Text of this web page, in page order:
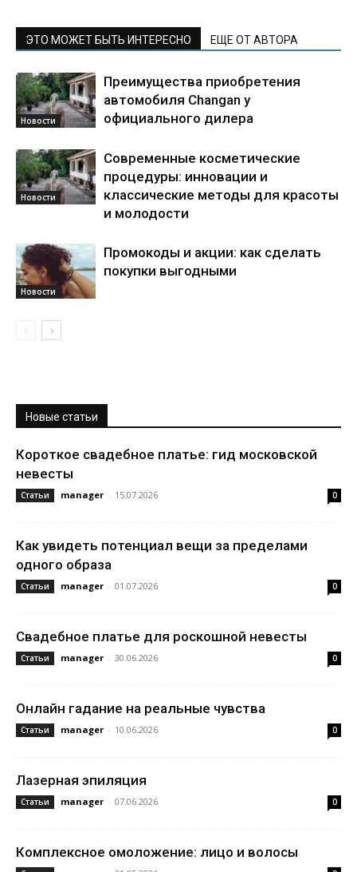
ЭТО МОЖЕТ БЫТЬ ИНТЕРЕСНО ЕЩЕ ОТ АВТОРА
Новости
Преимущества приобретения
автомобиля Changan у
официального дилера
Новости
Современные косметические
процедуры: инновации и
классические методы для красоты
и молодости
Новости
Промокоды и акции: как сделать
покупки выгодными
Новые статьи
Короткое свадебное платье: гид московской
невесты
Статьи manager - 15.07.2026 0
Как увидеть потенциал вещи за пределами
одного образа
Статьи manager - 01.07.2026 0
Свадебное платье для роскошной невесты
Статьи manager - 30.06.2026 0
Онлайн гадание на реальные чувства
Статьи manager - 10.06.2026 0
Лазерная эпиляция
Статьи manager - 07.06.2026 0
Комплексное омоложение: лицо и волосы